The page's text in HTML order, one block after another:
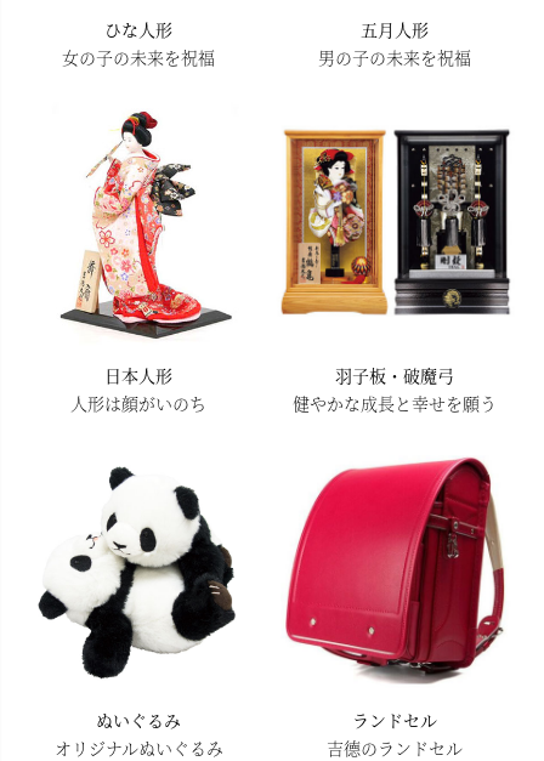
ひな人形
女の子の未来を祝福
五月人形
男の子の未来を祝福
日本人形
人形は顔がいのち
羽子板・破魔弓
健やかな成長と幸せを願う
ぬいぐるみ
オリジナルぬいぐるみ
ランドセル
吉德のランドセル